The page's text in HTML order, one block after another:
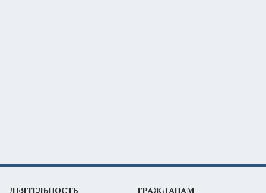
ДЕЯТЕЛЬНОСТЬ ГРАЖДАНАМ